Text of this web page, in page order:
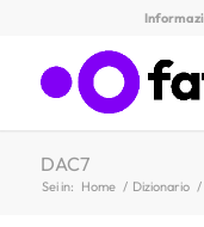
DAC7
Sei in: Home / Dizionario /